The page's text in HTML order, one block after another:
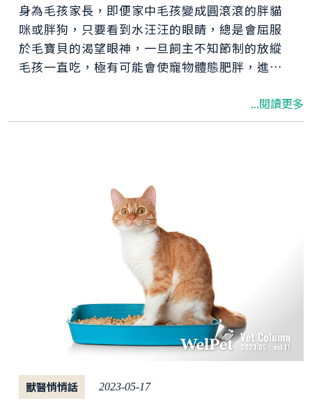
身為毛孩家長，即便家中毛孩變成圓滾滾的胖貓
咪或胖狗，只要看到水汪汪的眼睛，總是會屈服
於毛寶貝的渴望眼神，一旦飼主不知節制的放縱
毛孩一直吃，極有可能會使寵物體態肥胖，進而
否保持了理想的體態? 在這篇文章中，我們將帶您
深入理解狗狗和貓咪的健康體態標準，並探討如
...閱讀更多
獸醫悄悄話 2023-05-17